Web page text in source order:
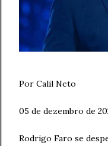
Por Calil Neto
05 de dezembro de
Rodrigo Faro se